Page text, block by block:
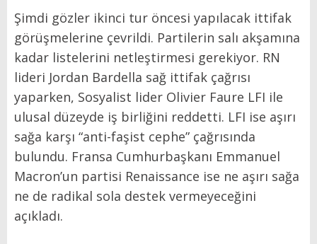
Şimdi gözler ikinci tur öncesi yapılacak ittifak
görüşmelerine çevrildi. Partilerin salı akşamına
kadar listelerini netleştirmesi gerekiyor. RN
lideri Jordan Bardella sağ ittifak çağrısı
yaparken, Sosyalist lider Olivier Faure LFI ile
ulusal düzeyde iş birliğini reddetti. LFI ise aşırı
sağa karşı “anti-faşist cephe” çağrısında
bulundu. Fransa Cumhurbaşkanı Emmanuel
Macron’un partisi Renaissance ise ne aşırı sağa
ne de radikal sola destek vermeyeceğini
açıkladı.